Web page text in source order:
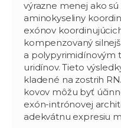
výrazne menej ako
aminokyseliny
exónov
kompenzovaný
a polypyrimidínovým
uridínov. Tieto
kladené na zostrih
kovov môžu byť
exón-intrónovej
adekvátnu expresiu